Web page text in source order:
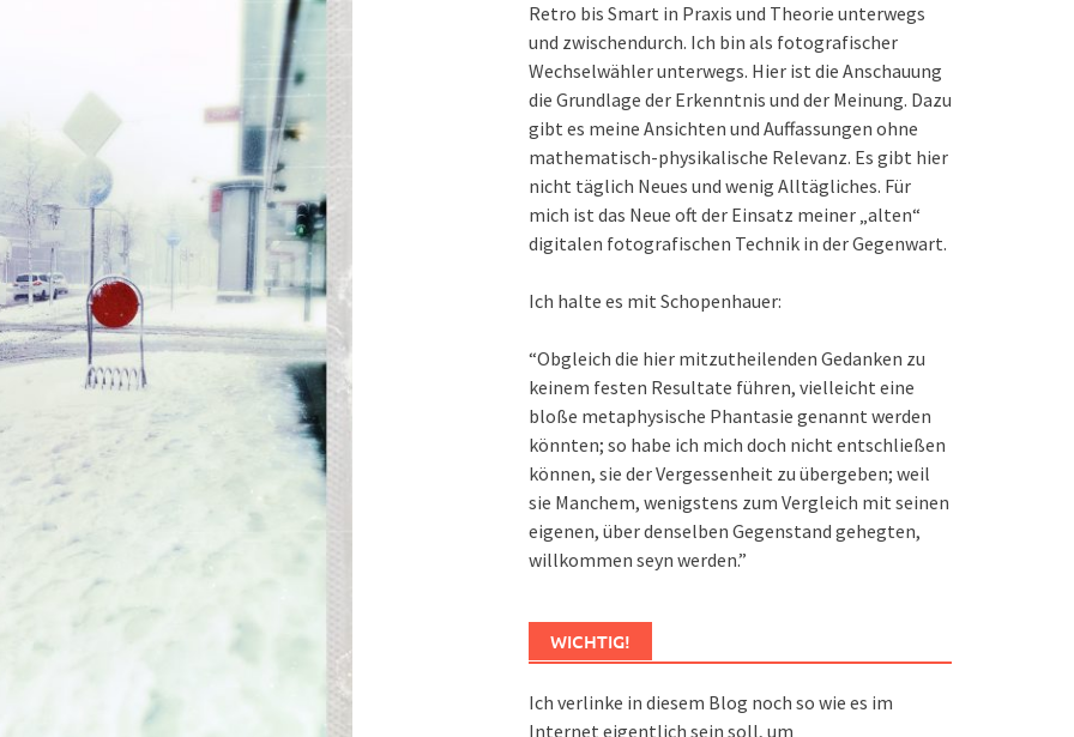
Retro bis Smart in Praxis und Theorie unterwegs
und zwischendurch. Ich bin als fotografischer
Wechselwähler unterwegs. Hier ist die Anschauung
die Grundlage der Erkenntnis und der Meinung. Dazu
gibt es meine Ansichten und Auffassungen ohne
mathematisch-physikalische Relevanz. Es gibt hier
nicht täglich Neues und wenig Alltägliches. Für
mich ist das Neue oft der Einsatz meiner „alten“
digitalen fotografischen Technik in der Gegenwart.
Ich halte es mit Schopenhauer:
“Obgleich die hier mitzutheilenden Gedanken zu
keinem festen Resultate führen, vielleicht eine
bloße metaphysische Phantasie genannt werden
könnten; so habe ich mich doch nicht entschließen
können, sie der Vergessenheit zu übergeben; weil
sie Manchem, wenigstens zum Vergleich mit seinen
eigenen, über denselben Gegenstand gehegten,
willkommen seyn werden.”
WICHTIG!
Ich verlinke in diesem Blog noch so wie es im
Internet eigentlich sein soll, um